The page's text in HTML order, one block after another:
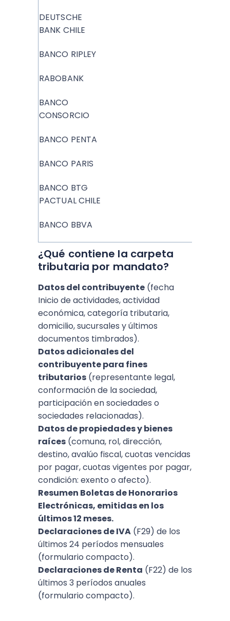
DEUTSCHE
BANK CHILE
BANCO RIPLEY
RABOBANK
BANCO
CONSORCIO
BANCO PENTA
BANCO PARIS
BANCO BTG
PACTUAL CHILE
BANCO BBVA
¿Qué contiene la carpeta
tributaria por mandato?
Datos del contribuyente (fecha
Inicio de actividades, actividad
económica, categoría tributaria,
domicilio, sucursales y últimos
documentos timbrados).
Datos adicionales del
contribuyente para fines
tributarios (representante legal,
conformación de la sociedad,
participación en sociedades o
sociedades relacionadas).
Datos de propiedades y bienes
raíces (comuna, rol, dirección,
destino, avalúo fiscal, cuotas vencidas
por pagar, cuotas vigentes por pagar,
condición: exento o afecto).
Resumen Boletas de Honorarios
Electrónicas, emitidas en los
últimos 12 meses.
Declaraciones de IVA (F29) de los
últimos 24 períodos mensuales
(formulario compacto).
Declaraciones de Renta (F22) de los
últimos 3 períodos anuales
(formulario compacto).